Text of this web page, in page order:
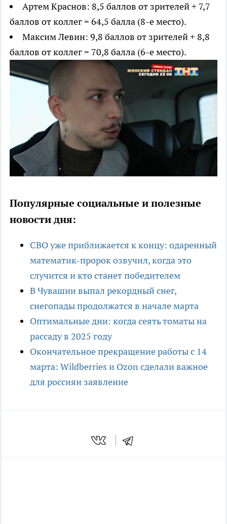
Артем Краснов: 8,5 баллов от зрителей + 7,7
баллов от коллег = 64,5 балла (8-е место).
Максим Левин: 9,8 баллов от зрителей + 8,8
баллов от коллег = 70,8 балла (6-е место).
Популярные социальные и полезные
новости дня:
СВО уже приближается к концу: одаренный
математик-пророк озвучил, когда это
случится и кто станет победителем
В Чувашии выпал рекордный снег,
снегопады продолжатся в начале марта
Оптимальные дни: когда сеять томаты на
рассаду в 2025 году
Окончательное прекращение работы с 14
марта: Wildberries и Ozon сделали важное
для россиян заявление